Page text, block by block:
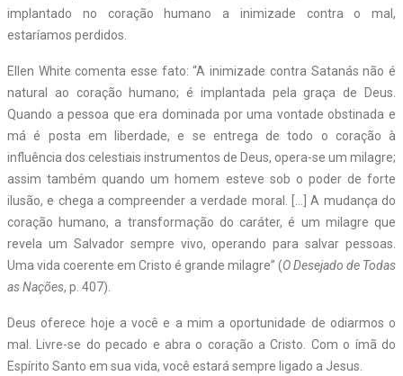
implantado no coração humano a inimizade contra o mal,
estaríamos perdidos.
Ellen White comenta esse fato: “A inimizade contra Satanás não é
natural ao coração humano; é implantada pela graça de Deus.
Quando a pessoa que era dominada por uma vontade obstinada e
má é posta em liberdade, e se entrega de todo o coração à
influência dos celestiais instrumentos de Deus, opera-se um milagre;
assim também quando um homem esteve sob o poder de forte
ilusão, e chega a compreender a verdade moral. […] A mudança do
coração humano, a transformação do caráter, é um milagre que
revela um Salvador sempre vivo, operando para salvar pessoas.
Uma vida coerente em Cristo é grande milagre” (O Desejado de Todas
as Nações, p. 407).
Deus oferece hoje a você e a mim a oportunidade de odiarmos o
mal. Livre-se do pecado e abra o coração a Cristo. Com o ímã do
Espírito Santo em sua vida, você estará sempre ligado a Jesus.